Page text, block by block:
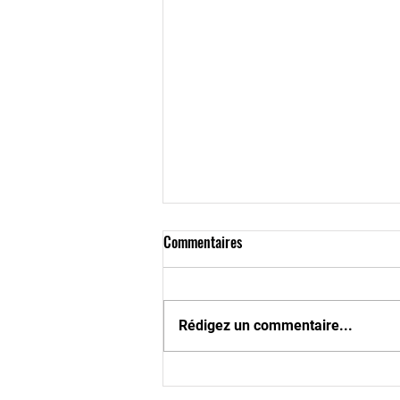
Vendredi 10 juillet : Mensuelle
Commentaires
Rédigez un commentaire...